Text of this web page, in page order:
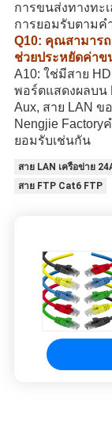
การขนส่งทางทะ
การยอมรับตามค
Q10: คุณสามาร
ช่วยประหยัดค่าข
A10: ใช่มีสาย
พอร์ตแสดงผลบน
Aux, สาย LAN
Nengjie Factory
ยอมรับเช่นกัน
สาย LAN เครือข่าย
สาย FTP Cat6 FTP